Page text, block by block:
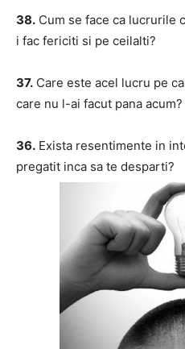
38. Cum se face ca lucrurile
i fac fericiti si pe ceilalti?
37. Care este acel lucru pe
care nu l-ai facut pana
36. Exista resentimente in
pregatit inca sa te desparti?